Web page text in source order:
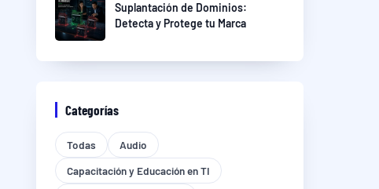
Suplantación de Dominios:
Detecta y Protege tu Marca
Categorías
Todas
Audio
Capacitación y Educación en TI